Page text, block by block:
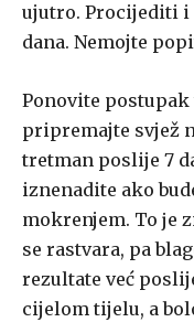
ujutro. Procijediti
dana. Nemojte
Ponovite
pripremajte svjež
tretman poslije 7
iznenadite аkо
mokrenjem. То је
se rastvara, pa
rezultate već
cijelom tijelu, a